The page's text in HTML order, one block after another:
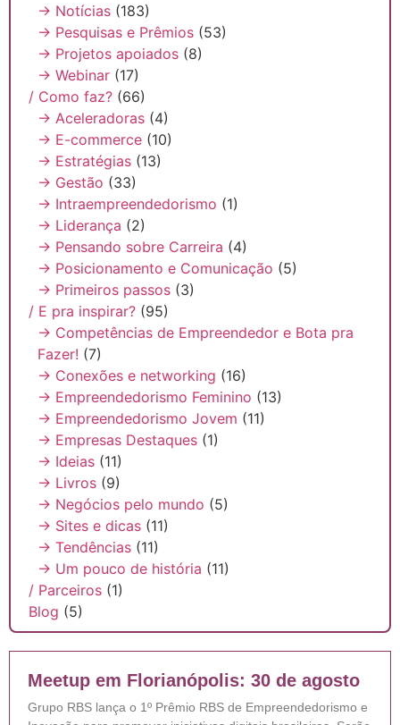
Meetup em Florianópolis: 30 de agosto
Grupo RBS lança o 1º Prêmio RBS de Empreendedorismo e
→ Notícias (183)
→ Pesquisas e Prêmios (53)
→ Projetos apoiados (8)
→ Webinar (17)
/ Como faz? (66)
→ Aceleradoras (4)
→ E-commerce (10)
→ Estratégias (13)
→ Gestão (33)
→ Intraempreendedorismo (1)
→ Liderança (2)
→ Pensando sobre Carreira (4)
→ Posicionamento e Comunicação (5)
→ Primeiros passos (3)
/ E pra inspirar? (95)
→ Competências de Empreendedor e Bota pra
Fazer! (7)
→ Conexões e networking (16)
→ Empreendedorismo Feminino (13)
→ Empreendedorismo Jovem (11)
→ Empresas Destaques (1)
→ Ideias (11)
→ Livros (9)
→ Negócios pelo mundo (5)
→ Sites e dicas (11)
→ Tendências (11)
→ Um pouco de história (11)
/ Parceiros (1)
Blog (5)